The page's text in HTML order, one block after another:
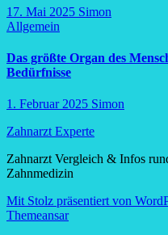
17. Mai 2025 Simon
Allgemein
Das größte Organ des
Bedürfnisse
1. Februar 2025 Simon
Zahnarzt Experte
Zahnarzt Vergleich & Infos
Zahnmedizin
Mit Stolz präsentiert von
Themeansar